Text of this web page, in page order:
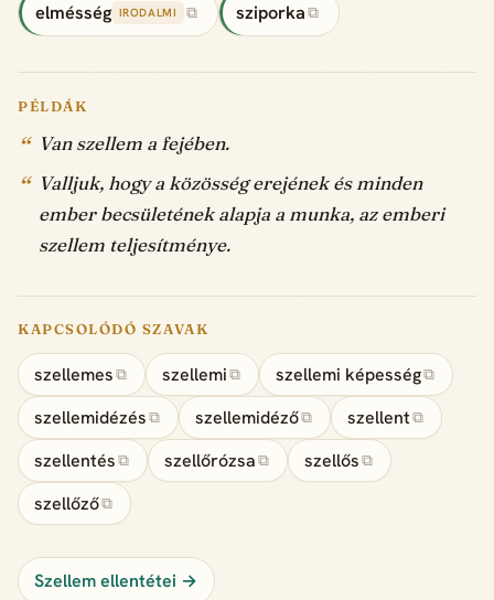
elmésség IRODALMI ⧉ sziporka ⧉
PÉLDÁK
Van szellem a fejében.
Valljuk, hogy a közösség erejének és minden
ember becsületének alapja a munka, az emberi
szellem teljesítménye.
KAPCSOLÓDÓ SZAVAK
szellemes ⧉ szellemi ⧉ szellemi képesség⧉
szellemidézés ⧉ szellemidéző⧉ szellent ⧉
szellentés ⧉ szellőrózsa ⧉ szellős ⧉
szellőző⧉
Szellem ellentétei →